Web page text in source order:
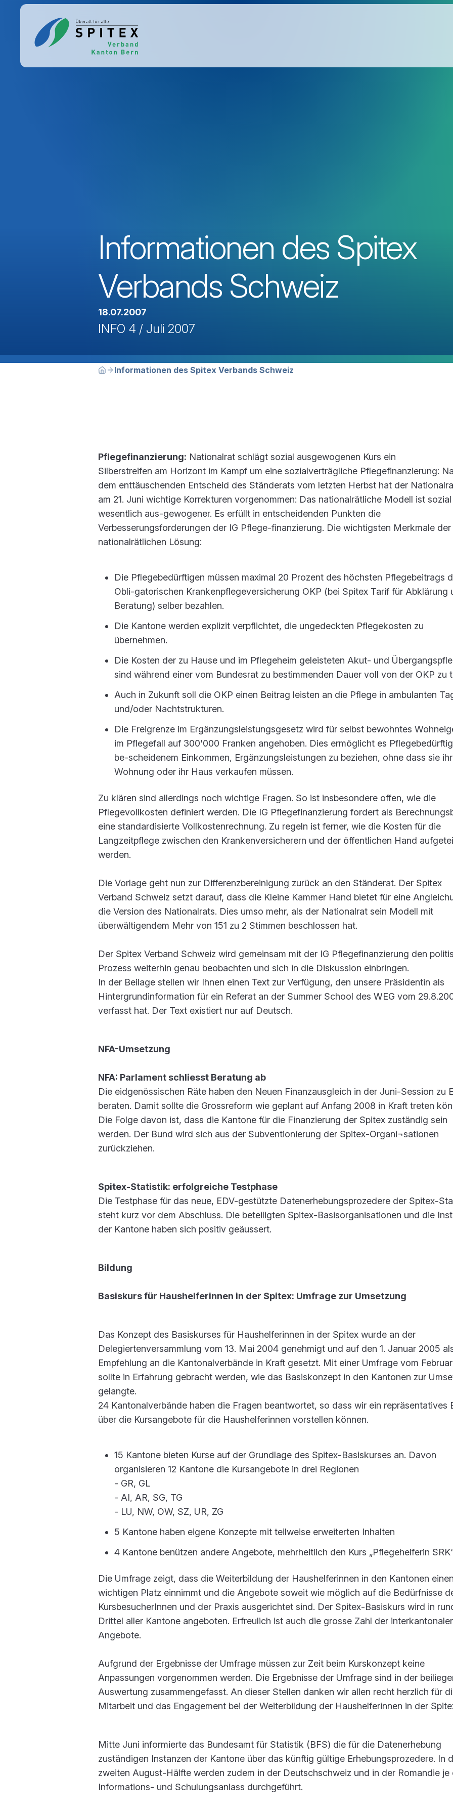
Informationen des Spitex
Verbands Schweiz
18.07.2007
INFO 4 / Juli 2007
Breadcrumbnavigation
Sie befinden sich hier:
HomeInformationen des Spitex Verbands Schweiz
Pflegefinanzierung: Nationalrat schlägt sozial ausgewogenen Kurs ein
Silberstreifen am Horizont im Kampf um eine sozialverträgliche Pflegefinanzierung:
dem enttäuschenden Entscheid des Ständerats vom letzten Herbst hat der
am 21. Juni wichtige Korrekturen vorgenommen: Das nationalrätliche Modell ist sozial
wesentlich aus-gewogener. Es erfüllt in entscheidenden Punkten die
Verbesserungsforderungen der IG Pflege-finanzierung. Die wichtigsten Merkmale der
nationalrätlichen Lösung:
Die Pflegebedürftigen müssen maximal 20 Prozent des höchsten Pflegebeitrags
Obli-gatorischen Krankenpflegeversicherung OKP (bei Spitex Tarif für Abklärung
Beratung) selber bezahlen.
Die Kantone werden explizit verpflichtet, die ungedeckten Pflegekosten zu
übernehmen.
Die Kosten der zu Hause und im Pflegeheim geleisteten Akut- und
sind während einer vom Bundesrat zu bestimmenden Dauer voll von der OKP zu
Auch in Zukunft soll die OKP einen Beitrag leisten an die Pflege in ambulanten
und/oder Nachtstrukturen.
Die Freigrenze im Ergänzungsleistungsgesetz wird für selbst bewohntes
im Pflegefall auf 300'000 Franken angehoben. Dies ermöglicht es
be-scheidenem Einkommen, Ergänzungsleistungen zu beziehen, ohne dass sie
Wohnung oder ihr Haus verkaufen müssen.
Zu klären sind allerdings noch wichtige Fragen. So ist insbesondere offen, wie die
Pflegevollkosten definiert werden. Die IG Pflegefinanzierung fordert als
eine standardisierte Vollkostenrechnung. Zu regeln ist ferner, wie die Kosten für die
Langzeitpflege zwischen den Krankenversicherern und der öffentlichen Hand
werden.
Die Vorlage geht nun zur Differenzbereinigung zurück an den Ständerat. Der Spitex
Verband Schweiz setzt darauf, dass die Kleine Kammer Hand bietet für eine
die Version des Nationalrats. Dies umso mehr, als der Nationalrat sein Modell mit
überwältigendem Mehr von 151 zu 2 Stimmen beschlossen hat.
Der Spitex Verband Schweiz wird gemeinsam mit der IG Pflegefinanzierung den
Prozess weiterhin genau beobachten und sich in die Diskussion einbringen.
In der Beilage stellen wir Ihnen einen Text zur Verfügung, den unsere Präsidentin als
Hintergrundinformation für ein Referat an der Summer School des WEG vom
verfasst hat. Der Text existiert nur auf Deutsch.
NFA-Umsetzung
NFA: Parlament schliesst Beratung ab
Die eidgenössischen Räte haben den Neuen Finanzausgleich in der Juni-Session zu
beraten. Damit sollte die Grossreform wie geplant auf Anfang 2008 in Kraft treten
Die Folge davon ist, dass die Kantone für die Finanzierung der Spitex zuständig sein
werden. Der Bund wird sich aus der Subventionierung der Spitex-Organi¬sationen
zurückziehen.
Spitex-Statistik: erfolgreiche Testphase
Die Testphase für das neue, EDV-gestützte Datenerhebungsprozedere der Spitex-
steht kurz vor dem Abschluss. Die beteiligten Spitex-Basisorganisationen und die
der Kantone haben sich positiv geäussert.
Bildung
Basiskurs für Haushelferinnen in der Spitex: Umfrage zur Umsetzung
Das Konzept des Basiskurses für Haushelferinnen in der Spitex wurde an der
Delegiertenversammlung vom 13. Mai 2004 genehmigt und auf den 1. Januar 2005
Empfehlung an die Kantonalverbände in Kraft gesetzt. Mit einer Umfrage vom
sollte in Erfahrung gebracht werden, wie das Basiskonzept in den Kantonen zur
gelangte.
24 Kantonalverbände haben die Fragen beantwortet, so dass wir ein repräsentatives
über die Kursangebote für die Haushelferinnen vorstellen können.
15 Kantone bieten Kurse auf der Grundlage des Spitex-Basiskurses an. Davon
organisieren 12 Kantone die Kursangebote in drei Regionen
- GR, GL
- AI, AR, SG, TG
- LU, NW, OW, SZ, UR, ZG
5 Kantone haben eigene Konzepte mit teilweise erweiterten Inhalten
4 Kantone benützen andere Angebote, mehrheitlich den Kurs „Pflegehelferin
Die Umfrage zeigt, dass die Weiterbildung der Haushelferinnen in den Kantonen einen
wichtigen Platz einnimmt und die Angebote soweit wie möglich auf die Bedürfnisse
KursbesucherInnen und der Praxis ausgerichtet sind. Der Spitex-Basiskurs wird in
Drittel aller Kantone angeboten. Erfreulich ist auch die grosse Zahl der
Angebote.
Aufgrund der Ergebnisse der Umfrage müssen zur Zeit beim Kurskonzept keine
Anpassungen vorgenommen werden. Die Ergebnisse der Umfrage sind in der
Auswertung zusammengefasst. An dieser Stellen danken wir allen recht herzlich für
Mitarbeit und das Engagement bei der Weiterbildung der Haushelferinnen in der
Mitte Juni informierte das Bundesamt für Statistik (BFS) die für die Datenerhebung
zuständigen Instanzen der Kantone über das künftig gültige Erhebungsprozedere. In
zweiten August-Hälfte werden zudem in der Deutschschweiz und in der Romandie je
Informations- und Schulungsanlass durchgeführt.